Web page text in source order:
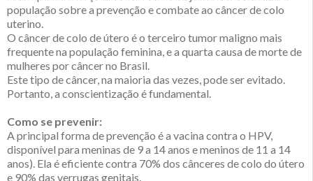
população sobre a prevenção e combate ao câncer de colo
uterino.
O câncer de colo de útero é o terceiro tumor maligno mais
frequente na população feminina, e a quarta causa de morte de
mulheres por câncer no Brasil.
Este tipo de câncer, na maioria das vezes, pode ser evitado.
Portanto, a conscientização é fundamental.
Como se prevenir:
A principal forma de prevenção é a vacina contra o HPV,
disponível para meninas de 9 a 14 anos e meninos de 11 a 14
anos). Ela é eficiente contra 70% dos cânceres de colo do útero
e 90% das verrugas genitais.